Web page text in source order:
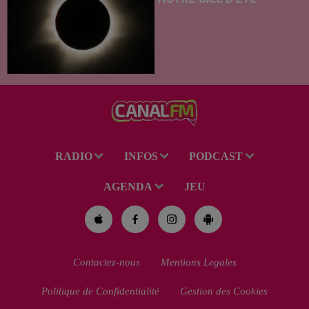
RADIO INFOS PODCAST
AGENDA JEU
Contactez-nous Mentions Legales
Politique de Confidentialité Gestion des Cookies